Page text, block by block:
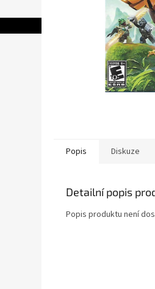
Popis Diskuze
Detailní popis
Popis produktu není